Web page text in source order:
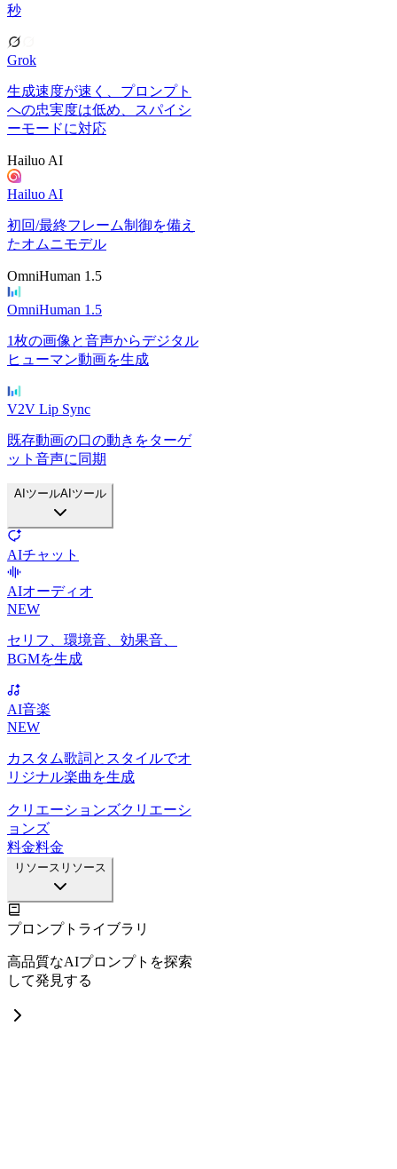
秒
Grok
生成速度が速く、プロンプト
への忠実度は低め、スパイシ
ーモードに対応
Hailuo AI
Hailuo AI
初回/最終フレーム制御を備え
たオムニモデル
OmniHuman 1.5
OmniHuman 1.5
1枚の画像と音声からデジタル
ヒューマン動画を生成
V2V Lip Sync
既存動画の口の動きをターゲ
ット音声に同期
AIツールAIツール
AIチャット
AIオーディオ
NEW
セリフ、環境音、効果音、
BGMを生成
AI音楽
NEW
カスタム歌詞とスタイルでオ
リジナル楽曲を生成
クリエーションズクリエーシ
ョンズ
料金料金
リソース リソース
プロンプトライブラリ
高品質なAIプロンプトを探索
して発見する